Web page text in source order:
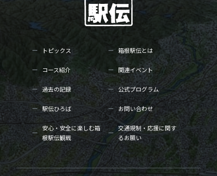
トピックス 箱根駅伝とは
コース紹介 関連イベント
過去の記録 公式プログラム
駅伝ひろば お問い合わせ
安心・安全に楽しむ箱
根駅伝観戦
交通規制・応援に関す
るお願い